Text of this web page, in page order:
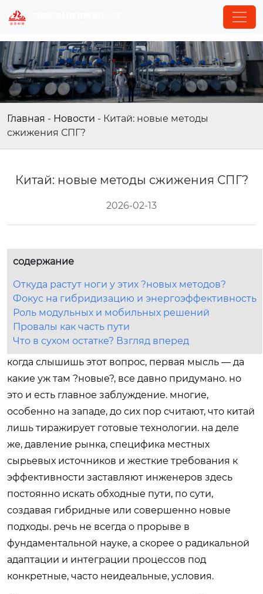
Главная - Новости - Китай: новые методы
сжижения СПГ?
Китай: новые методы сжижения СПГ?
2026-02-13
содержание
Откуда растут ноги у этих ?новых методов?
Фокус на гибридизацию и энергоэффективность
Роль модульных и мобильных решений
Провалы как часть пути
Что в сухом остатке? Взгляд вперед
когда слышишь этот вопрос, первая мысль — да
какие уж там ?новые?, все давно придумано. но
это и есть главное заблуждение. многие,
особенно на западе, до сих пор считают, что китай
лишь тиражирует готовые технологии. на деле
же, давление рынка, специфика местных
сырьевых источников и жесткие требования к
эффективности заставляют инженеров здесь
постоянно искать обходные пути, по сути,
создавая гибридные или совершенно новые
подходы. речь не всегда о прорыве в
фундаментальной науке, а скорее о радикальной
адаптации и интеграции процессов под
конкретные, часто неидеальные, условия.